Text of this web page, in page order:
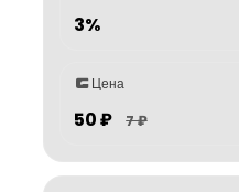
3%
Цена
50 ₽ 7 ₽